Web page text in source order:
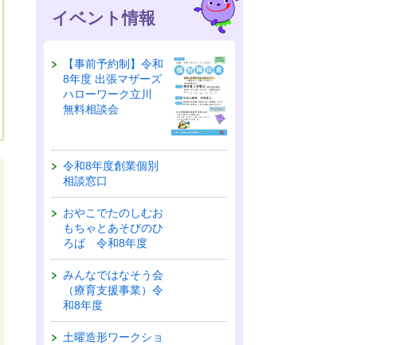
イベント情報
【事前予約制】令和
8年度 出張マザーズ
ハローワーク立川
無料相談会
令和8年度創業個別
相談窓口
おやこでたのしむお
もちゃとあそびのひ
ろば 令和8年度
みんなではなそう会
（療育支援事業）令
和8年度
土曜造形ワークショ